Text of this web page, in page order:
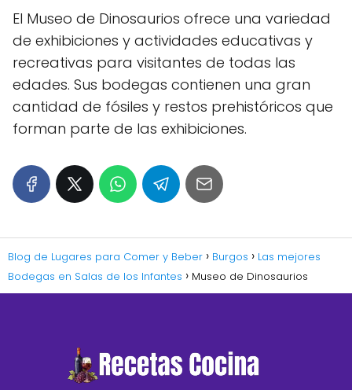
El Museo de Dinosaurios ofrece una variedad
de exhibiciones y actividades educativas y
recreativas para visitantes de todas las
edades. Sus bodegas contienen una gran
cantidad de fósiles y restos prehistóricos que
forman parte de las exhibiciones.
Blog de Lugares para Comer y Beber Burgos
Las mejores
Bodegas en Salas de los Infantes
Museo de Dinosaurios